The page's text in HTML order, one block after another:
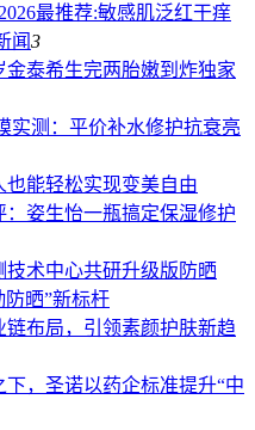
2026最推荐:敏感肌泛红干痒
闻3
金泰希生完两胎嫩到炸独家
实测：平价补水修护抗衰亮
也能轻松实现变美自由
：姿生怡一瓶搞定保湿修护
技术中心共研升级版防晒
防晒”新标杆
链布局，引领素颜护肤新趋
，圣诺以药企标准提升“中